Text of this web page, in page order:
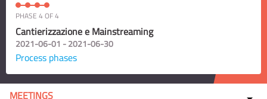
PHASE 4 OF 4
Cantierizzazione e Mainstreaming
2021-06-01 - 2021-06-30
Process phases
MEETINGS